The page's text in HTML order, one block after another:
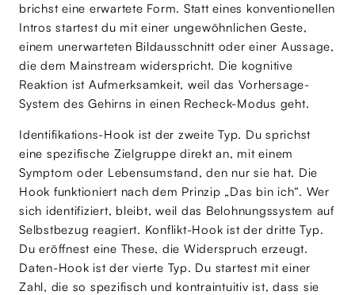
brichst eine erwartete Form. Statt eines konventionellen
Intros startest du mit einer ungewöhnlichen Geste,
einem unerwarteten Bildausschnitt oder einer Aussage,
die dem Mainstream widerspricht. Die kognitive
Reaktion ist Aufmerksamkeit, weil das Vorhersage-
System des Gehirns in einen Recheck-Modus geht.
Identifikations-Hook ist der zweite Typ. Du sprichst
eine spezifische Zielgruppe direkt an, mit einem
Symptom oder Lebensumstand, den nur sie hat. Die
Hook funktioniert nach dem Prinzip „Das bin ich“. Wer
sich identifiziert, bleibt, weil das Belohnungssystem auf
Selbstbezug reagiert. Konflikt-Hook ist der dritte Typ.
Du eröffnest eine These, die Widerspruch erzeugt.
Daten-Hook ist der vierte Typ. Du startest mit einer
Zahl, die so spezifisch und kontraintuitiv ist, dass sie